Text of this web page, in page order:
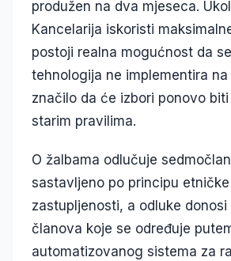
produžen na dva mjeseca.
Kancelarija iskoristi
postoji realna mogućnost da
tehnologija ne implementira
značilo da će izbori ponovo
starim pravilima.
O žalbama odlučuje
sastavljeno po principu etničke
zastupljenosti, a odluke
članova koje se određuje
automatizovanog sistema za